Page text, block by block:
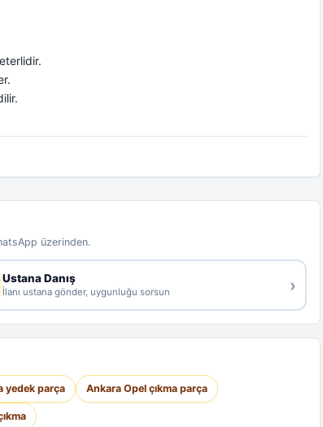
yedek parça Ankara Opel çıkma parça
üzerinden.
Ustana Danış
İlanı ustana gönder, uygunluğu sorsun ›